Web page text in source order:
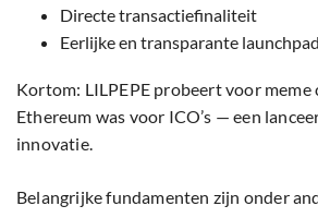
Directe transactiefinaliteit
Eerlijke en transparante
Kortom: LILPEPE probeert voor
Ethereum was voor ICO’s — een
innovatie.
Belangrijke fundamenten zijn onder